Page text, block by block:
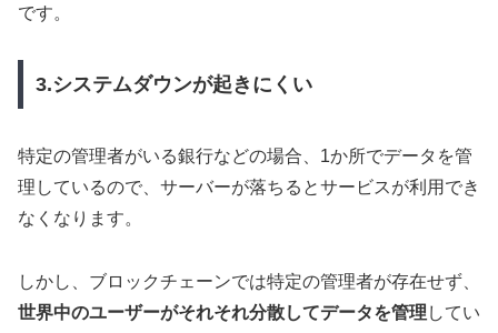
です。
3.システムダウンが起きにくい
特定の管理者がいる銀行などの場合、1か所でデータを管
理しているので、サーバーが落ちるとサービスが利用でき
なくなります。
しかし、ブロックチェーンでは特定の管理者が存在せず、
世界中のユーザーがそれそれ分散してデータを管理 してい